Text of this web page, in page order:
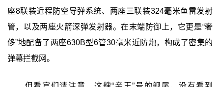
座8联装近程防空导弹系统、两座三联装324毫米鱼雷发射
管，以及两座火箭深弹发射器。在末端防御上，它更是“奢
侈”地配备了两座630B型6管30毫米近防炮，构成了密集的
弹幕拦截网。